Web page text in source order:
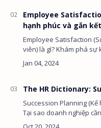
Employee
hạnh phúc và gắn
Employee Satisfaction
viên) là gì? Khám phá sự
Engagement. Bí quyết
The HR Dictionary:
Succession Planning (Kế
Tại sao doanh nghiệp
kế"? Khám phá quy trình